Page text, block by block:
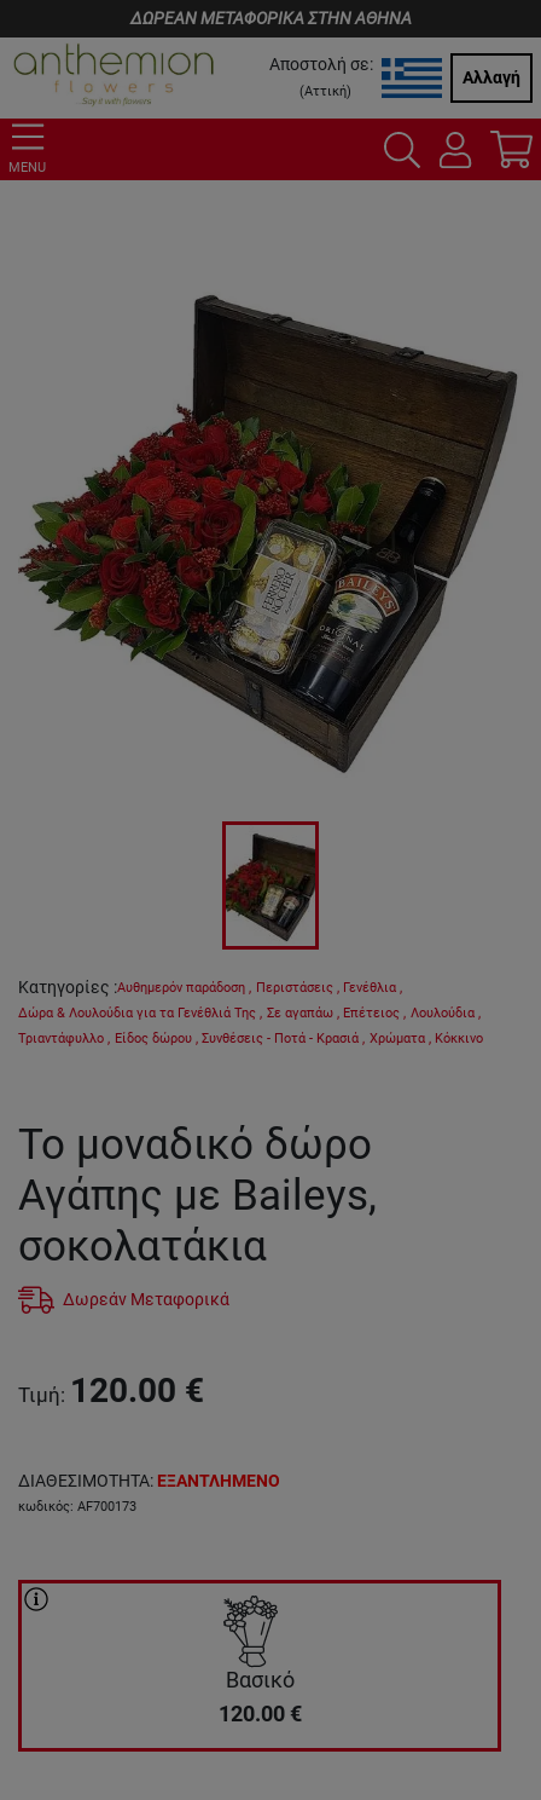
ΔΩΡΕΑΝ ΜΕΤΑΦΟΡΙΚΑ ΣΤΗΝ ΑΘΗΝΑ
Αποστολή σε:
(Αττική)
Αλλαγή
MENU
Κατηγορίες :Αυθημερόν παράδοση , Περιστάσεις , Γενέθλια ,
Δώρα & Λουλούδια για τα Γενέθλιά Της , Σε αγαπάω , Επέτειος , Λουλούδια ,
Τριαντάφυλλο , Είδος δώρου , Συνθέσεις - Ποτά - Κρασιά , Χρώματα , Κόκκινο
Το μοναδικό δώρο
Αγάπης με Baileys,
σοκολατάκια
Δωρεάν Μεταφορικά
Τιμή: 120.00 €
ΔΙΑΘΕΣΙΜΟΤΗΤΑ: ΕΞΑΝΤΛΗΜΕΝΟ
κωδικός: AF700173
Βασικό
120.00 €